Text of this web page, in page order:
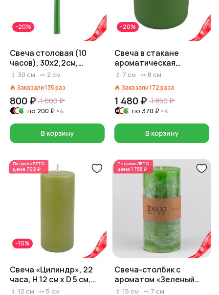
-20%
Свеча столовая (10
часов), 30х2,2см,
зеленый
30 см 2 см
Заказали135раз
800 ₽ 1 000 ₽
по 200 ₽ ×4
В корзину
-20%
Свеча в стакане
ароматическая
(керамика), H6,5xD8см,
7 см 8 см
Заказали172раза
1 480 ₽ 1 850 ₽
по 370 ₽ ×4
В корзину
По промоЛЕТО
цена 702 ₽
-10%
Свеча «Цилиндр», 22
часа, H 12 см x D 5 см,
оливковый
12 см 5 см
По промоЛЕТО
цена 1 755 ₽
Свеча-столбик с
ароматом «Зеленый
чай» (80 часов),
15 см 7 см